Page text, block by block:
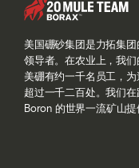
美国硼砂集团是力拓集
领导者。在农业上，我
美硼有约一千名员工，
超过一千二百处。我们
Boron 的世界一流矿山